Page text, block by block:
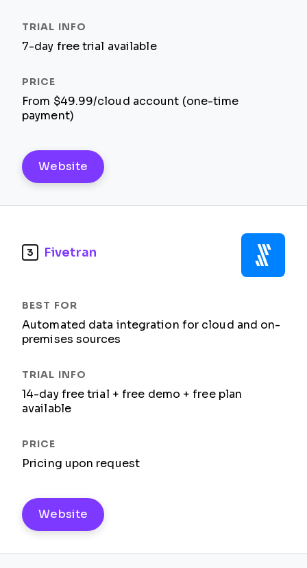
7-day free trial available
From $49.99/cloud account (one-time
payment)
Website
3 Fivetran
Automated data integration for cloud and on-
premises sources
14-day free trial + free demo + free plan
available
Pricing upon request
Website